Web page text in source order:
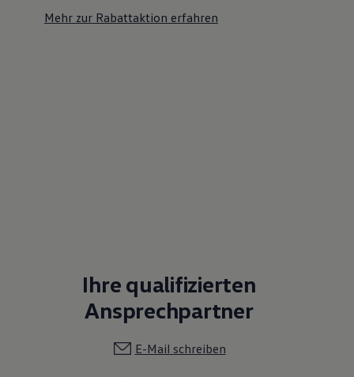
Mehr zur Rabattaktion erfahren
Ihre qualifizierten
Ansprechpartner
E-Mail schreiben